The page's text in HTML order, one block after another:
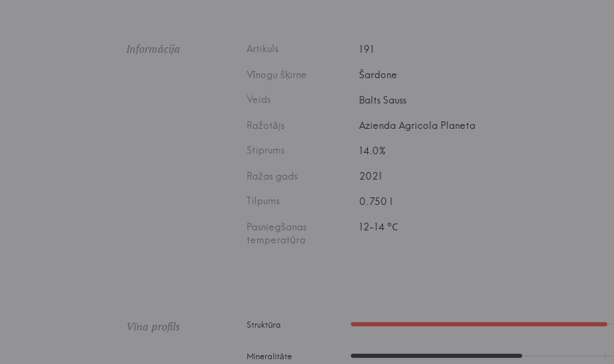
Informācija Artikuls 191
Vīnogu šķirne
Šardone
Veids
Balts Sauss
Ražotājs
Azienda Agricola Planeta
Stiprums
14.0%
Ražas gads
2021
Tilpums
0.750 l
Pasniegšanas
temperatūra
12-14 °С
Vīna profils Struktūra
Mineralitāte